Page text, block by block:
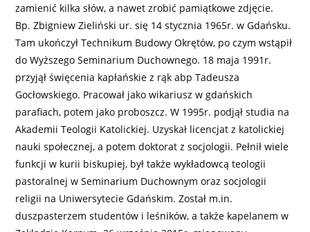
zamienić kilka słów, a nawet zrobić pamiątkowe zdjęcie.
Bp. Zbigniew Zieliński ur. się 14 stycznia 1965r. w Gdańsku.
Tam ukończył Technikum Budowy Okrętów, po czym wstąpił
do Wyższego Seminarium Duchownego. 18 maja 1991r.
przyjął święcenia kapłańskie z rąk abp Tadeusza
Gocłowskiego. Pracował jako wikariusz w gdańskich
parafiach, potem jako proboszcz. W 1995r. podjął studia na
Akademii Teologii Katolickiej. Uzyskał licencjat z katolickiej
nauki społecznej, a potem doktorat z socjologii. Pełnił wiele
funkcji w kurii biskupiej, był także wykładowcą teologii
pastoralnej w Seminarium Duchownym oraz socjologii
religii na Uniwersytecie Gdańskim. Został m.in.
duszpasterzem studentów i leśników, a także kapelanem w